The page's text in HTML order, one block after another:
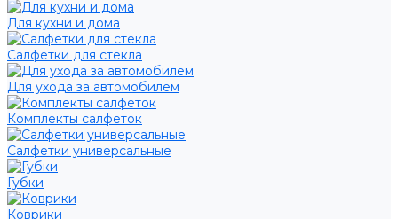
Для кухни и дома
Салфетки для стекла
Для ухода за автомобилем
Комплекты салфеток
Салфетки универсальные
Губки
Коврики